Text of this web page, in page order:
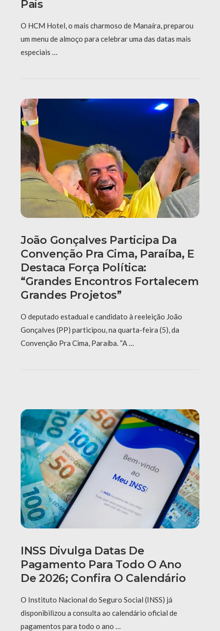
Pais
O HCM Hotel, o mais charmoso de Manaíra, preparou
um menu de almoço para celebrar uma das datas mais
especiais …
João Gonçalves Participa Da
Convenção Pra Cima, Paraíba, E
Destaca Força Política:
“grandes Encontros Fortalecem
Grandes Projetos”
O deputado estadual e candidato à reeleição João
Gonçalves (PP) participou, na quarta-feira (5), da
Convenção Pra Cima, Paraíba. “A …
INSS Divulga Datas De
Pagamento Para Todo O Ano
De 2026; Confira O Calendário
O Instituto Nacional do Seguro Social (INSS) já
disponibilizou a consulta ao calendário oficial de
pagamentos para todo o ano …